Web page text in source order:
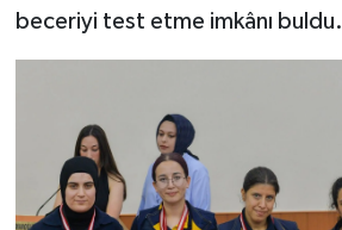
beceriyi test etme imkânı buldu.